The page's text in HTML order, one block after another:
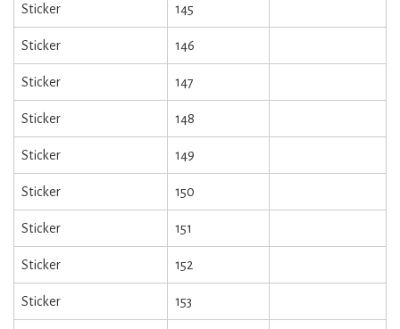
Sticker 145
Sticker 146
Sticker 147
Sticker 148
Sticker 149
Sticker 150
Sticker 151
Sticker 152
Sticker 153